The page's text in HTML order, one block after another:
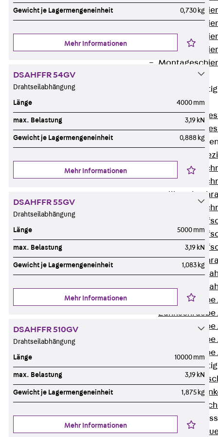
Zurück
Zahnschraube
Zahnschraube
Zahnschraube
Zahnschraube
Zahnschraube
Zurück
Zurück
Gewicht je Lagermengeneinheit 0,730 kg
Mehr Informationen
DSAHFFR 54GV
Drahtseilabhängung
Länge 4000 mm
max. Belastung 3,19 kN
Gewicht je Lagermengeneinheit 0,888 kg
Mehr Informationen
DSAHFFR 55GV
Drahtseilabhängung
Länge 5000 mm
max. Belastung 3,19 kN
Gewicht je Lagermengeneinheit 1,083 kg
Mehr Informationen
DSAHFFR 510GV
Drahtseilabhängung
Länge 10000 mm
max. Belastung 3,19 kN
Gewicht je Lagermengeneinheit 1,875 kg
Mehr Informationen